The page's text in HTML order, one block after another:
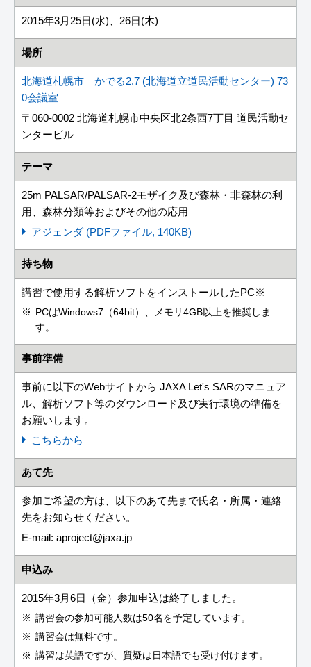
2015年3月25日(水)、26日(木)
場所
北海道札幌市 かでる2.7 (北海道立道民活動センター) 73
0会議室
〒060-0002 北海道札幌市中央区北2条西7丁目 道民活動セ
ンタービル
テーマ
25m PALSAR/PALSAR-2モザイク及び森林・非森林の利
用、森林分類等およびその他の応用
アジェンダ (PDFファイル, 140KB)
持ち物
講習で使用する解析ソフトをインストールしたPC※
PCはWindows7（64bit）、メモリ4GB以上を推奨しま
す。
事前準備
事前に以下のWebサイトから JAXA Let's SARのマニュア
ル、解析ソフト等のダウンロード及び実行環境の準備を
お願いします。
こちらから
あて先
参加ご希望の方は、以下のあて先まで氏名・所属・連絡
先をお知らせください。
E-mail: aproject
jaxa.jp
申込み
2015年3月6日（金）参加申込は終了しました。
講習会の参加可能人数は50名を予定しています。
講習会は無料です。
講習は英語ですが、質疑は日本語でも受け付けます。